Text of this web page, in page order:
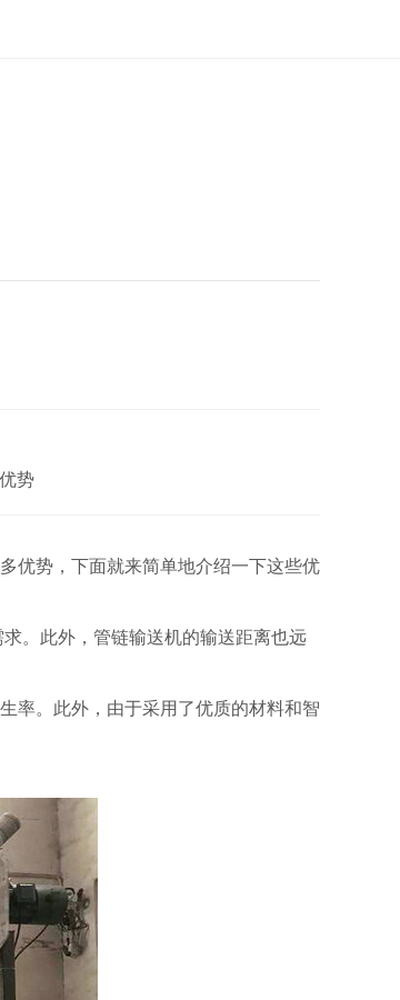
势
优势，下面就来简单地介绍一下这些优
。此外，管链输送机的输送距离也远
率。此外，由于采用了优质的材料和智